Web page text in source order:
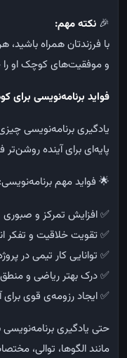
🎉 نکته مهم:
با فرزندتان همراه
و موفقیت‌های کوچک او
فواید برنامه‌نویسی برای
یادگیری برنامه‌نویسی
پایه‌ای برای آینده روشن‌تر
🌟 فواید مهم برنامه‌نویسی:
✅افزایش تمرکز و صبوری
✅تقویت خلاقیت و تفکر
✅ توانایی کار تیمی در
✅درک بهتر ریاضی و منطق
✅ایجاد رزومه‌ی قوی
حتی یادگیری
مانند الگوها، توالی،